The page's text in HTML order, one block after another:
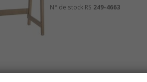
N° de stock RS 249-4663